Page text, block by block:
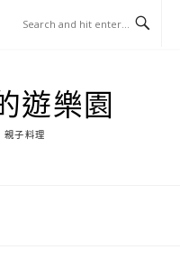
遊樂園
親子料理